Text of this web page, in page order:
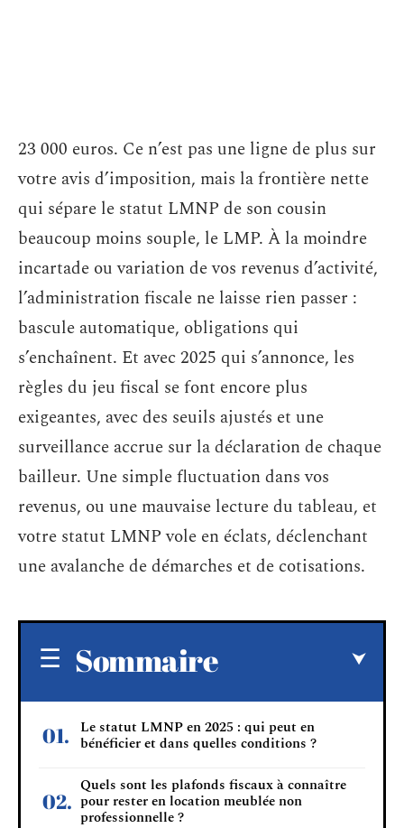
23 000 euros. Ce n’est pas une ligne de plus sur
votre avis d’imposition, mais la frontière nette
qui sépare le statut LMNP de son cousin
beaucoup moins souple, le LMP. À la moindre
incartade ou variation de vos revenus d’activité,
l’administration fiscale ne laisse rien passer :
bascule automatique, obligations qui
s’enchaînent. Et avec 2025 qui s’annonce, les
règles du jeu fiscal se font encore plus
exigeantes, avec des seuils ajustés et une
surveillance accrue sur la déclaration de chaque
bailleur. Une simple fluctuation dans vos
revenus, ou une mauvaise lecture du tableau, et
votre statut LMNP vole en éclats, déclenchant
une avalanche de démarches et de cotisations.
Sommaire
Le statut LMNP en 2025 : qui peut en
bénéficier et dans quelles conditions ?
Quels sont les plafonds fiscaux à connaître
pour rester en location meublée non
professionnelle ?